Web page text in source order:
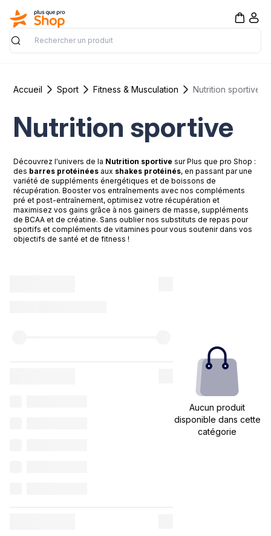
Rechercher
Accueil Sport Fitness & Musculation Nutrition sportive
Nutrition sportive
Découvrez l'univers de la Nutrition sportive sur Plus que pro Shop :
des barres protéinées aux shakes protéinés, en passant par une
variété de suppléments énergétiques et de boissons de
récupération. Booster vos entraînements avec nos compléments
pré et post-entraînement, optimisez votre récupération et
maximisez vos gains grâce à nos gainers de masse, suppléments
de BCAA et de créatine. Sans oublier nos substituts de repas pour
sportifs et compléments de vitamines pour vous soutenir dans vos
objectifs de santé et de fitness !
Aucun produit
disponible dans cette
catégorie